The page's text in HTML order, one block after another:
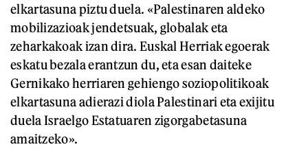
elkartasuna piztu duela. «Palestinaren aldeko
mobilizazioak jendetsuak, globalak eta
zeharkakoak izan dira. Euskal Herriak egoerak
eskatu bezala erantzun du, eta esan daiteke
Gernikako herriaren gehiengo soziopolitikoak
elkartasuna adierazi diola Palestinari eta exijitu
duela Israelgo Estatuaren zigorgabetasuna
amaitzeko».